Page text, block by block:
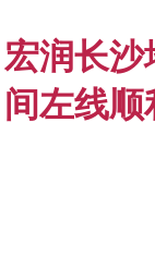
宏润长
间左线顺